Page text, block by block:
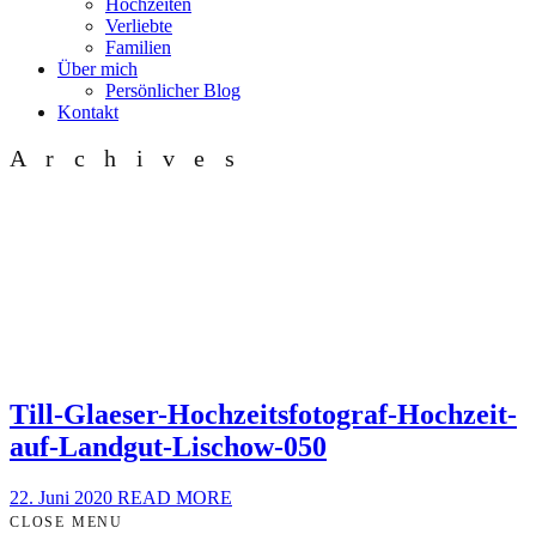
Hochzeiten
Verliebte
Familien
Über mich
Persönlicher Blog
Kontakt
Archives
Till-Glaeser-Hochzeitsfotograf-Hochzeit-
auf-Landgut-Lischow-050
22. Juni 2020 READ MORE
CLOSE MENU